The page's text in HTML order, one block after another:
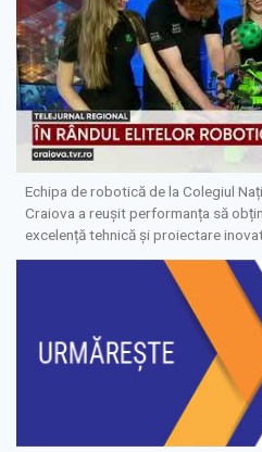
Echipa de robotică de la Colegiul
Craiova a reușit performanța să
excelență tehnică și proiectare